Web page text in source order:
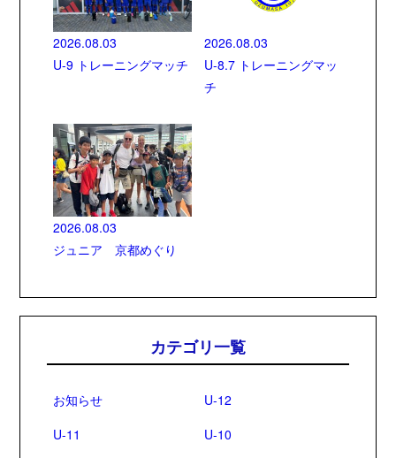
2026.08.03
U-9 トレーニングマッチ
2026.08.03
U-8.7 トレーニングマッ
チ
2026.08.03
ジュニア 京都めぐり
カテゴリ一覧
お知らせ
U-12
U-11
U-10